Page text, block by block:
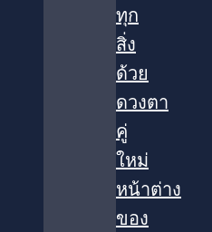
ทุก
สิ่ง
ด้วย
ดวงตา
คู่
ใหม่
หน้าต่าง
ของ